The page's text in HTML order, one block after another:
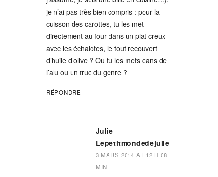
je n’ai pas très bien compris : pour la
cuisson des carottes, tu les met
directement au four dans un plat creux
avec les échalotes, le tout recouvert
d’huile d’olive ? Ou tu les mets dans de
l’alu ou un truc du genre ?
RÉPONDRE
Julie
Lepetitmondedejulie
3 MARS 2014 AT 12 H 08
MIN